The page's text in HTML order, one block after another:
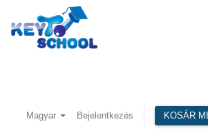
Magyar Bejelentkezés KOSÁR